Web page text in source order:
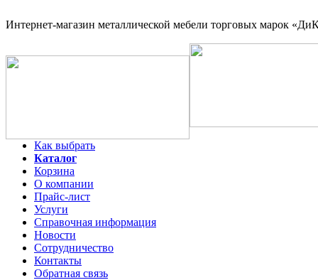
Интернет-магазин металлической мебели торговых марок
Как выбрать
Каталог
Корзина
О компании
Прайс-лист
Услуги
Справочная информация
Новости
Сотрудничество
Контакты
Обратная связь